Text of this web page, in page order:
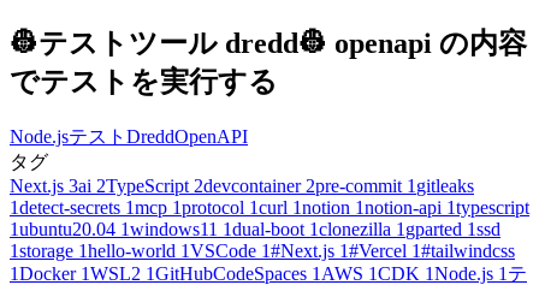
👷テストツール dredd👷 openapi の内容
でテストを実行する
Node.jsテスト DreddOpenAPI
タグ
Next.js 3ai 2TypeScript 2devcontainer 2pre-commit 1 gitleaks
1detect-secrets 1mcp 1protocol 1curl 1notion 1notion-api 1typescript
1ubuntu20.04 1windows11 1dual-boot 1clonezilla 1 gparted 1ssd
1storage 1hello-world 1VSCode 1#Next.js 1#Vercel 1#tailwindcss
1Docker 1WSL2 1GitHubCodeSpaces 1 AWS 1CDK 1Node.js 1 テ